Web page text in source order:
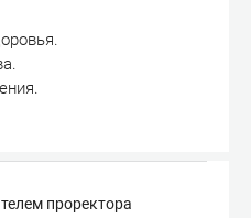
проректора